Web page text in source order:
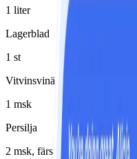
1 liter
Lagerblad
1 st
Vitvinsvinäger
1 msk
Persilja
2 msk, färsk, hackad